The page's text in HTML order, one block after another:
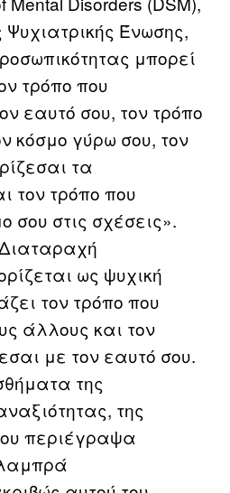
Ψυχιατρικής Ένωσης,
μπορεί
τρόπο που
εαυτό σου, τον τρόπο
κόσμο γύρω σου, τον
τα
τον τρόπο που
σου στις σχέσεις».
ως ψυχική
τον τρόπο που
άλλους και τον
με τον εαυτό σου.
της
της
περιέγραψα